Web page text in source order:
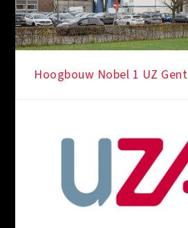
Hoogbouw Nobel 1 UZ Gent